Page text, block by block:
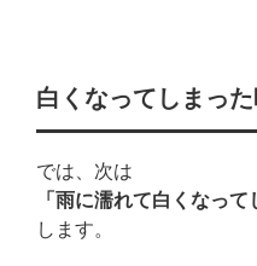
白くなってしまっ
では、次は
「雨に濡れて白くなって
します。